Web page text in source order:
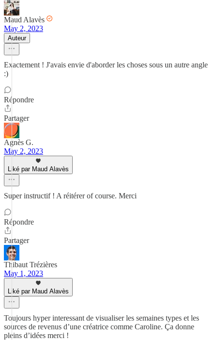
Maud Alavès
May 2, 2023
Auteur
Exactement ! J'avais envie d'aborder les choses sous un autre angle
:)
Répondre
Partager
Agnès G.
May 2, 2023
Liké par Maud Alavès
Super instructif ! A réitérer of course. Merci
Répondre
Partager
Thibaut Trézières
May 1, 2023
Liké par Maud Alavès
Toujours hyper interessant de visualiser les semaines types et les
sources de revenus d’une créatrice comme Caroline. Ça donne
pleins d’idées merci !